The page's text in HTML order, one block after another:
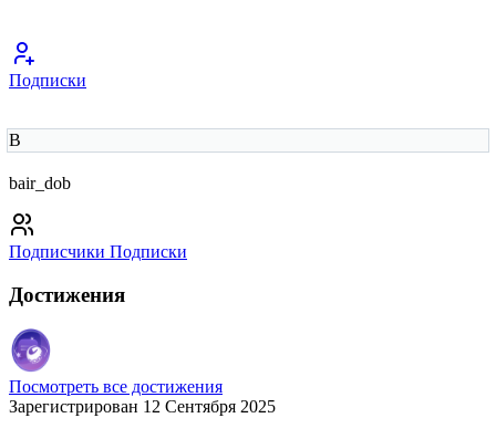
Подписки
B
bair_dob
Подписчики Подписки
Достижения
Посмотреть все достижения
Зарегистрирован 12 Сентября 2025